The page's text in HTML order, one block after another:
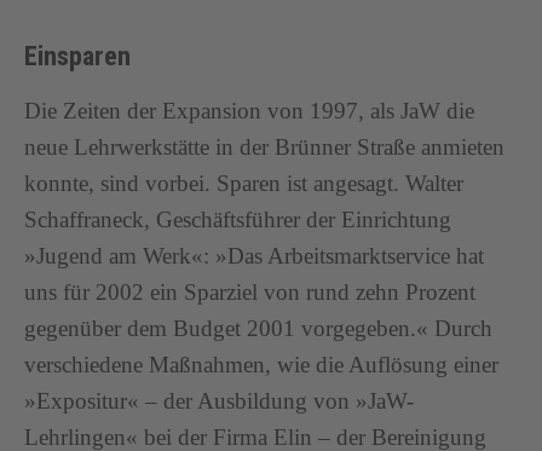
Einsparen
Die Zeiten der Expansion von 1997, als JaW die
neue Lehrwerkstätte in der Brünner Straße anmieten
konnte, sind vorbei. Sparen ist angesagt. Walter
Schaffraneck, Geschäftsführer der Einrichtung
»Jugend am Werk«: »Das Arbeitsmarktservice hat
uns für 2002 ein Sparziel von rund zehn Prozent
gegenüber dem Budget 2001 vorgegeben.« Durch
verschiedene Maßnahmen, wie die Auflösung einer
»Expositur« – der Ausbildung von »JaW-
Lehrlingen« bei der Firma Elin – der Bereinigung